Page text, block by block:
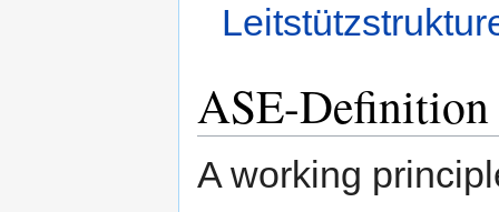
ASE-
​A working